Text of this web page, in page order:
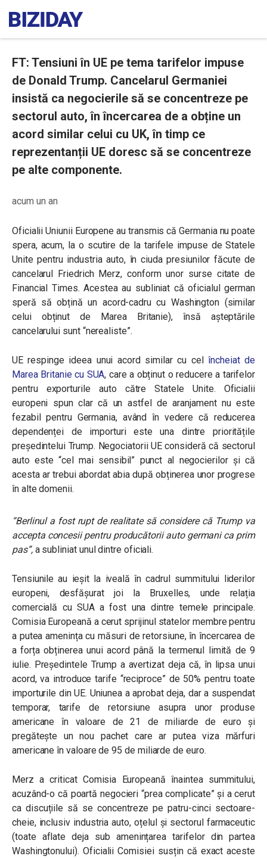
FT: Tensiuni în UE pe tema tarifelor impuse
de Donald Trump. Cancelarul Germaniei
insistă ca negocierile să se concentreze pe
sectorul auto, în încercarea de a obține un
acord similar celui cu UK, în timp ce
reprezentanții UE doresc să se concentreze
pe alte componente.
acum un an
Oficialii Uniunii Europene au transmis că Germania nu poate
spera, acum, la o scutire de la tarifele impuse de Statele
Unite pentru industria auto, în ciuda presiunilor făcute de
cancelarul Friedrich Merz, conform unor surse citate de
Financial Times. Acestea au subliniat că oficialul german
speră să obțină un acord-cadru cu Washington (similar
celui obținut de Marea Britanie), însă așteptările
cancelarului sunt “nerealiste”.
UE respinge ideea unui acord similar cu celîncheiat de
Marea Britanie cu SUA, carea obținut o reducere a tarifelor
pentru exporturile auto către Statele Unite. Oficialii
europeni spun clar că un astfel de aranjament nu este
fezabil pentru Germania, având în vedere că reducerea
dependenței de importuri este una dintre prioritățile
președintelui Trump. Negociatorii UE consideră că sectorul
auto este “cel mai sensibil” punct al negocierilor și că
acesta ar trebui abordat abia după obținerea unor progrese
în alte domenii.
“Berlinul a fost rupt de realitate să considere că Trump va
accepta concesii pentru producătorii auto germani ca prim
pas”,a subliniat unul dintre oficiali.
Tensiunile au ieșit la iveală în cadrul summitului liderilor
europeni, desfășurat joi la Bruxelles, unde relația
comercială cu SUA a fost una dintre temele principale.
Comisia Europeană a cerut sprijinul statelor membre pentru
a putea amenința cu măsuri de retorsiune, în încercarea de
a forța obținerea unui acord până la termenul limită de 9
iulie. Președintele Trump a avertizat deja că, în lipsa unui
acord, va introduce tarife “reciproce” de 50% pentru toate
importurile din UE. Uniunea a aprobat deja, dar a suspendat
temporar, tarife de retorsiune asupra unor produse
americane în valoare de 21 de miliarde de euro și
pregătește un nou pachet care ar putea viza mărfuri
americane în valoare de 95 de miliarde de euro.
Merz a criticat Comisia Europeană înaintea summitului,
acuzând-o că poartă negocieri “prea complicate” și a cerut
ca discuțiile să se concentreze pe patru-cinci sectoare-
cheie, inclusiv industria auto, oțelul și sectorul farmaceutic
(toate aflate deja sub amenințarea tarifelor din partea
Washingtonului). Oficialii Comisiei susțin că exact aceste